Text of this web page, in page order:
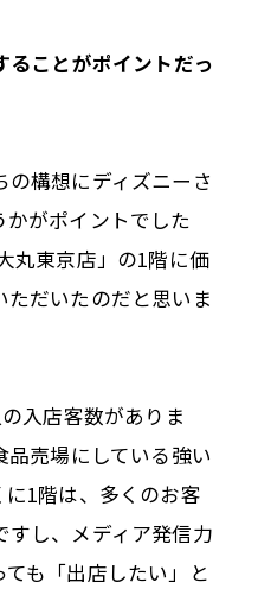
ることがポイントだっ
の構想にディズニーさ
がポイントでした
丸東京店」の1階に価
だいたのだと思いま
入店客数がありま
売場にしている強い
1階は、多くのお客
し、メディア発信力
も「出店したい」と